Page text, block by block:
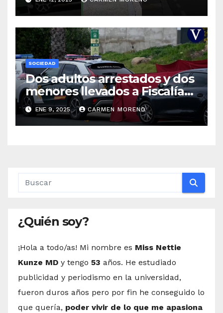
SOCIEDAD
Dos adultos arrestados y dos
menores llevados a Fiscalía
por el homicidio de un joven
en Gerena, Sevilla
ENE 9, 2025 CARMEN MORENO
¿Quién soy?
¡Hola a todo/as! Mi nombre es Miss Nettie
Kunze MD y tengo 53 años. He estudiado
publicidad y periodismo en la universidad,
fueron duros años pero por fin he conseguido lo
que quería, poder vivir de lo que me apasiona